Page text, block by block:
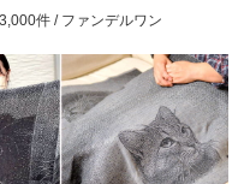
件 / ファンデルワン